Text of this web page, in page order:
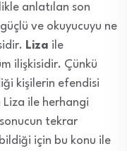
anlatılan son
ve okuyucuyu ne
Liza ile
ilişkisidir. Çünkü
kişilerin efendisi
Liza ile herhangi
tekrar
için bu konu ile